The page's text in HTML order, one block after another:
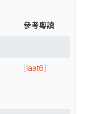
參考粵讀
[laat6]